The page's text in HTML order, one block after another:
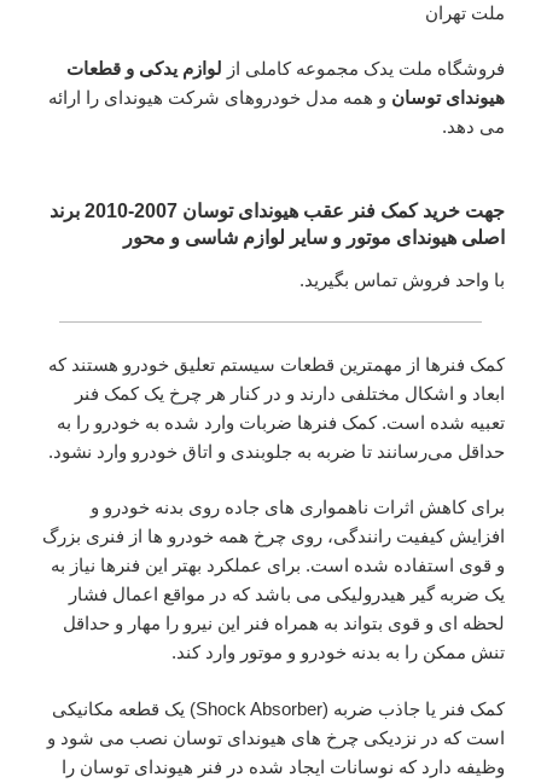
ملت تهران
فروشگاه ملت یدک مجموعه کاملی از لوازم یدکی و قطعات
هیوندای توسان و همه مدل خودروهای شرکت هیوندای را ارائه
می دهد.
جهت خرید کمک فنر عقب هیوندای توسان 2007-2010 برند
اصلی هیوندای موتور و سایر لوازم شاسی و محور
با واحد فروش تماس بگیرید.
کمک‌ فنرها از مهمترین قطعات سیستم تعلیق خودرو‌ هستند که
ابعاد و اشکال مختلفی دارند و در کنار هر چرخ یک کمک فنر
تعبیه شده است. کمک فنرها ضربات وارد شده به خودرو را به
حداقل می‌رسانند تا ضربه به جلوبندی و اتاق خودرو وارد نشود.
برای کاهش اثرات ناهمواری های جاده روی بدنه خودرو و
افزایش کیفیت رانندگی، روی چرخ همه خودرو ها از فنری بزرگ
و قوی استفاده شده است. برای عملکرد بهتر این فنرها نیاز به
یک ضربه گیر هیدرولیکی می باشد که در مواقع اعمال فشار
لحظه ای و قوی بتواند به همراه فنر این نیرو را مهار و حداقل
تنش ممکن را به بدنه خودرو و موتور وارد کند.
کمک فنر یا جاذب ضربه (Shock Absorber) یک قطعه مکانیکی
است که در نزدیکی چرخ های هیوندای توسان نصب می شود و
وظیفه دارد که نوسانات ایجاد شده در فنر هیوندای توسان را